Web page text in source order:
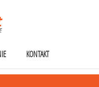
KONTAKT